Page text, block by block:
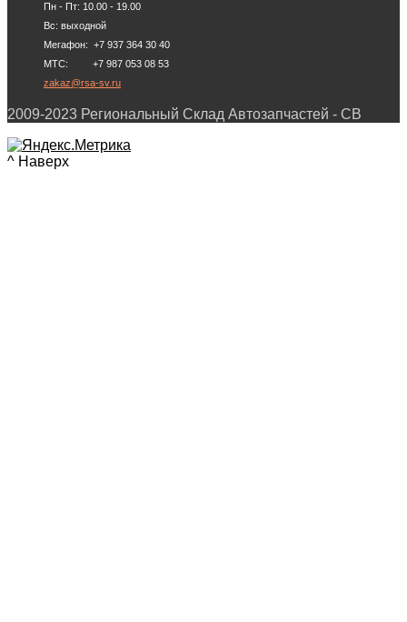
Пн - Пт: 10.00 - 19.00
Вс: выходной
Мегафон: +7 937 364 30 40
МТС: +7 987 053 08 53
zakaz@rsa-sv.ru
2009-2023 Региональный Склад Автозапчастей - СВ
^ Наверх